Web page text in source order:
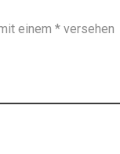
einem * versehen